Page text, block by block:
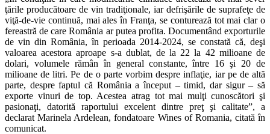
ţările producătoare de vin tradiţionale, iar defrişările de suprafeţe de
viţă-de-vie continuă, mai ales în Franţa, se conturează tot mai clar o
fereastră de care România ar putea profita. Documentând exporturile
de vin din România, în perioada 2014-2024, se constată că, deşi
valoarea acestora aproape s-a dublat, de la 22 la 42 milioane de
dolari, volumele rămân în general constante, între 16 şi 20 de
milioane de litri. Pe de o parte vorbim despre inflaţie, iar pe de altă
parte, despre faptul că România a început – timid, dar sigur – să
exporte vinuri de top. Acestea atrag tot mai mulţi cunoscători şi
pasionaţi, datorită raportului excelent dintre preţ şi calitate”, a
declarat Marinela Ardelean, fondatoare Wines of Romania, citată în
comunicat.